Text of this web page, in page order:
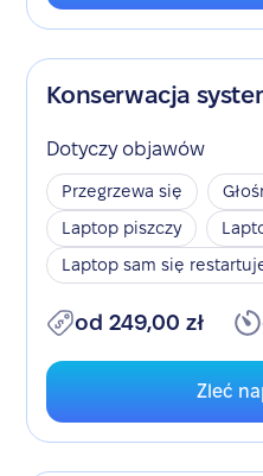
Konserwacja
Dotyczy objawów
Przegrzewa się
Laptop piszczy
Laptop sam się
od 249,00 zł
Zleć